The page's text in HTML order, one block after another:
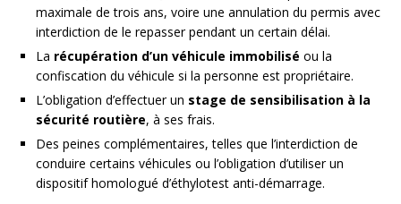
maximale de trois ans, voire une annulation du permis avec
interdiction de le repasser pendant un certain délai.
La récupération d’un véhicule immobilisé ou la
confiscation du véhicule si la personne est propriétaire.
L’obligation d’effectuer un stage de sensibilisation à la
sécurité routière, à ses frais.
Des peines complémentaires, telles que l’interdiction de
conduire certains véhicules ou l’obligation d’utiliser un
dispositif homologué d’éthylotest anti-démarrage.